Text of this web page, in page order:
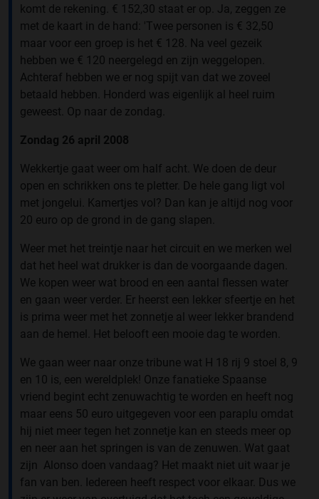
komt de rekening. € 152,30 staat er op. Ja, zeggen ze
met de kaart in de hand: 'Twee personen is € 32,50
maar voor een groep is het € 128. Na veel gezeik
hebben we € 120 neergelegd en zijn weggelopen.
Achteraf hebben we er nog spijt van dat we zoveel
betaald hebben. Honderd was eigenlijk al heel ruim
geweest. Op naar de zondag.
Zondag 26 april 2008
Wekkertje gaat weer om half acht. We doen de deur
open en schrikken ons te pletter. De hele gang ligt vol
met jongelui. Kamertjes vol? Dan kan je altijd nog voor
20 euro op de grond in de gang slapen.
Weer met het treintje naar het circuit en we merken wel
dat het heel wat drukker is dan de voorgaande dagen.
We kopen weer wat brood en een aantal flessen water
en gaan weer verder. Er heerst een lekker sfeertje en het
is prima weer met het zonnetje al weer lekker brandend
aan de hemel. Het belooft een mooie dag te worden.
We gaan weer naar onze tribune wat H 18 rij 9 stoel 8, 9
en 10 is, een wereldplek! Onze fanatieke Spaanse
vriend begint echt zenuwachtig te worden en heeft nog
maar eens 50 euro uitgegeven voor een paraplu omdat
hij niet meer tegen het zonnetje kan en steeds meer op
en neer aan het springen is van de zenuwen. Wat gaat
zijn Alonso doen vandaag? Het maakt niet uit waar je
fan van ben. Iedereen heeft respect voor elkaar. Dus we